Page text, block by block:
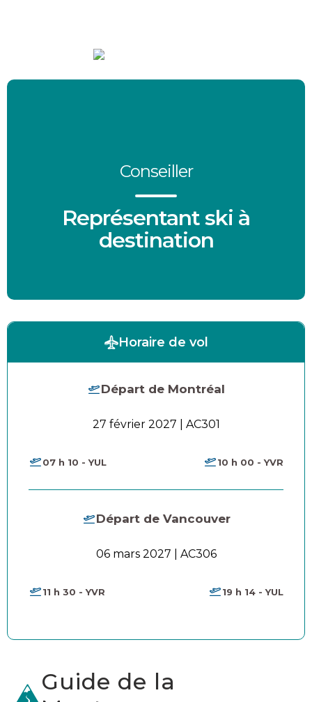
Conseiller
Représentant ski à
destination
Horaire de vol
Départ de Montréal
27 février 2027 | AC301
07 h 10 - YUL 10 h 00 - YVR
Départ de Vancouver
06 mars 2027 | AC306
11 h 30 - YVR 19 h 14 - YUL
Guide de la